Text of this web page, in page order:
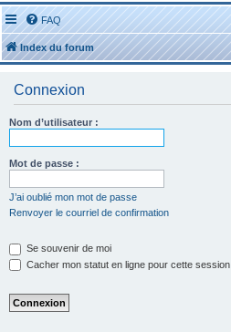
FAQ
Index du forum
Connexion
Nom d’utilisateur :
Mot de passe :
J’ai oublié mon mot de passe
Renvoyer le courriel de confirmation
Se souvenir de moi
Cacher mon statut en ligne pour cette session